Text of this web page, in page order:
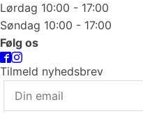
Lørdag 10:00 - 17:00
Søndag 10:00 - 17:00
Følg os
Tilmeld nyhedsbrev